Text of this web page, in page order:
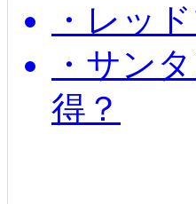
・レッ
・サン
得？